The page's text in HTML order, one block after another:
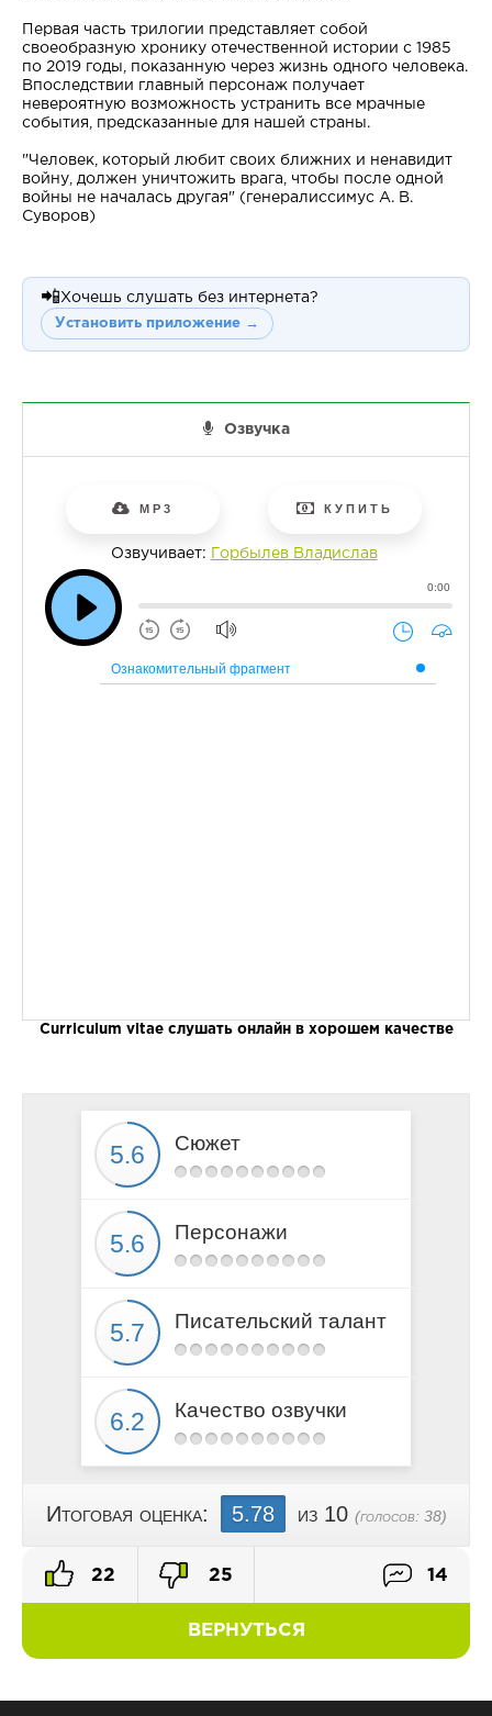
Первая часть трилогии представляет собой
своеобразную хронику отечественной истории с 1985
по 2019 годы, показанную через жизнь одного человека.
Впоследствии главный персонаж получает
невероятную возможность устранить все мрачные
события, предсказанные для нашей страны.
"Человек, который любит своих ближних и ненавидит
войну, должен уничтожить врага, чтобы после одной
войны не началась другая" (генералиссимус А. В.
Суворов)
📲 Хочешь слушать без интернета?
Установить приложение →
Озвучка
MP3 КУПИТЬ
Озвучивает: Горбылев Владислав
0:00
Ознакомительный фрагмент
Curriculum vitae слушать онлайн в хорошем качестве
Сюжет
Персонажи
Писательский талант
Качество озвучки
Итоговая оценка: 5.78 из 10 (голосов: 38)
ВЕРНУТЬСЯ
22 25 14